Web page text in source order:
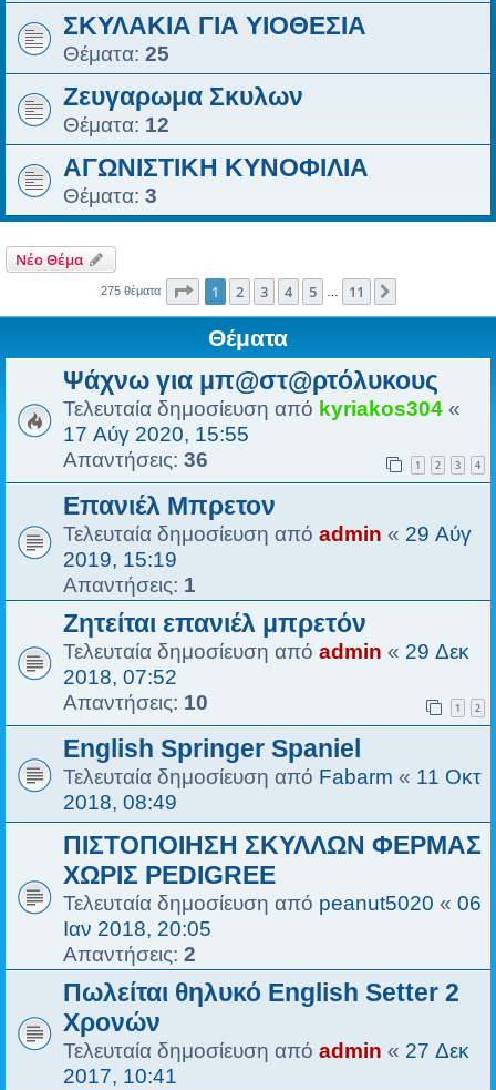
ΣΚΥΛΑΚΙΑ ΓΙΑ ΥΙΟΘΕΣΙΑ
Θέματα: 25
Ζευγαρωμα Σκυλων
Θέματα: 12
ΑΓΩΝΙΣΤΙΚΗ ΚΥΝΟΦΙΛΙΑ
Θέματα: 3
Νέο Θέμα
275 θέματα Σελίδα από11
1 2 3 4 5 11
Θέματα
Ψάχνω για μπ@στ@ρτόλυκους
Τελευταία δημοσίευση από kyriakos304 «
17 Αύγ 2020, 15:55
Απαντήσεις: 36 1 2 3 4
Επανιέλ Μπρετον
Τελευταία δημοσίευση από admin « 29 Αύγ
2019, 15:19
Απαντήσεις: 1
Ζητείται επανιέλ μπρετόν
Τελευταία δημοσίευση από admin « 29 Δεκ
2018, 07:52
Απαντήσεις: 10 1 2
English Springer Spaniel
Τελευταία δημοσίευση από Fabarm « 11 Οκτ
2018, 08:49
ΠΙΣΤΟΠΟΙΗΣΗ ΣΚΥΛΛΩΝ ΦΕΡΜΑΣ
ΧΩΡΙΣ PEDIGREE
Τελευταία δημοσίευση από peanut5020 « 06
Ιαν 2018, 20:05
Απαντήσεις: 2
Πωλείται θηλυκό English Setter 2
Χρονών
Τελευταία δημοσίευση από admin « 27 Δεκ
2017, 10:41